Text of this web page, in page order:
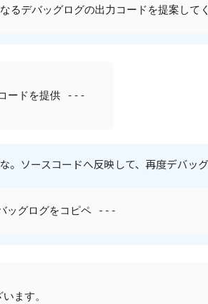
デバッグログの出力コードを提案してく
ードを提供 ---
。ソースコードへ反映して、再度デバッ
ッグログをコピペ ---
います。